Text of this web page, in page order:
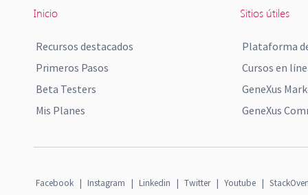
Inicio
Recursos destacados
Primeros Pasos
Beta Testers
Mis Planes
Sitios útiles
Plataforma
Cursos en
GeneXus
GeneXus
Facebook | Instagram | Linkedin | Twitter | Youtube |